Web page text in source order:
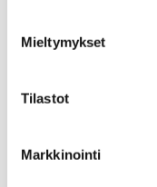
Mieltymykset
Tilastot
Markkinointi
tehonsäätö
kierrosluku
Alakahva